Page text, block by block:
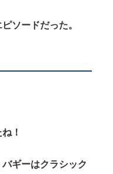
ソードだった。
！
ギーはクラシック